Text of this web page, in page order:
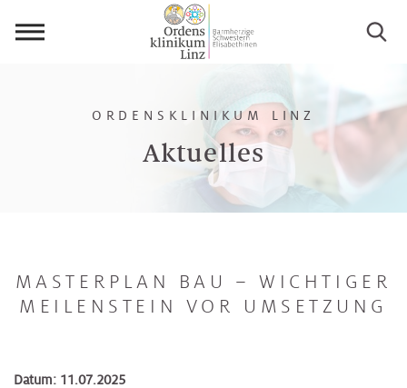
Aktuelles
ORDENSKLINIKUM LINZ
MASTERPLAN BAU – WICHTIGER
MEILENSTEIN VOR UMSETZUNG
Datum: 11.07.2025